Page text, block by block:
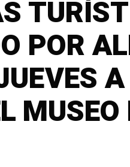
POR
MUSEO